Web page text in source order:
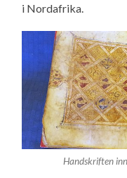
i Nordafrika.
Handskriften